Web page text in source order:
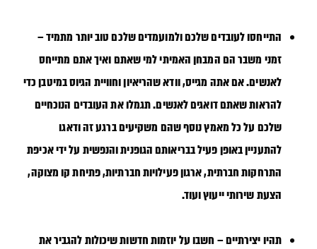
התייחסו לעובדים שלכם ולמועמדים שלכם טוב יותר מתמיד –
זמני משבר הם המבחן האמיתי למי שאתם ואיך אתם מתייחס
לאנשים. אם אתה מגייס, וודא שהריאיון וחוויית הגיוס במיטבן כדי
להראות שאתם דואגים לאנשים. תגמלו את העובדים הנוכחיים
שלכם על כל מאמץ נוסף שהם משקיעים ברגע זה ודאגו
להתעניין באופן פעיל בבריאותם הגופנית והנפשית על ידי אכיפת
התרחקות חברתית, ארגון פעילויות חברתיות, פתיחת קו מצוקה,
הצעת שירותי ייעוץ ועוד.
תהיו יצירתיים – חשבו על יוזמות חדשות שיכולות להגביר את